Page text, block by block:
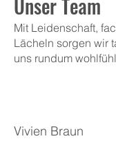
Mit Leidenschaft,
Lächeln sorgen wir
uns rundum
Vivien Braun